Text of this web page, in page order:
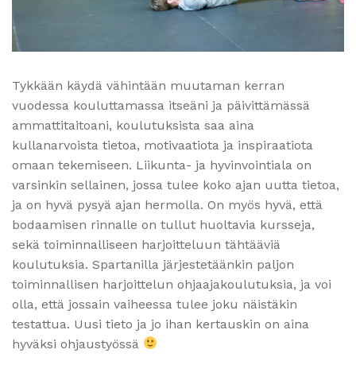
Tykkään käydä vähintään muutaman kerran
vuodessa kouluttamassa itseäni ja päivittämässä
ammattitaitoani, koulutuksista saa aina
kullanarvoista tietoa, motivaatiota ja inspiraatiota
omaan tekemiseen. Liikunta- ja hyvinvointiala on
varsinkin sellainen, jossa tulee koko ajan uutta tietoa,
ja on hyvä pysyä ajan hermolla. On myös hyvä, että
bodaamisen rinnalle on tullut huoltavia kursseja,
sekä toiminnalliseen harjoitteluun tähtääviä
koulutuksia. Spartanilla järjestetäänkin paljon
toiminnallisen harjoittelun ohjaajakoulutuksia, ja voi
olla, että jossain vaiheessa tulee joku näistäkin
testattua. Uusi tieto ja jo ihan kertauskin on aina
hyväksi ohjaustyössä